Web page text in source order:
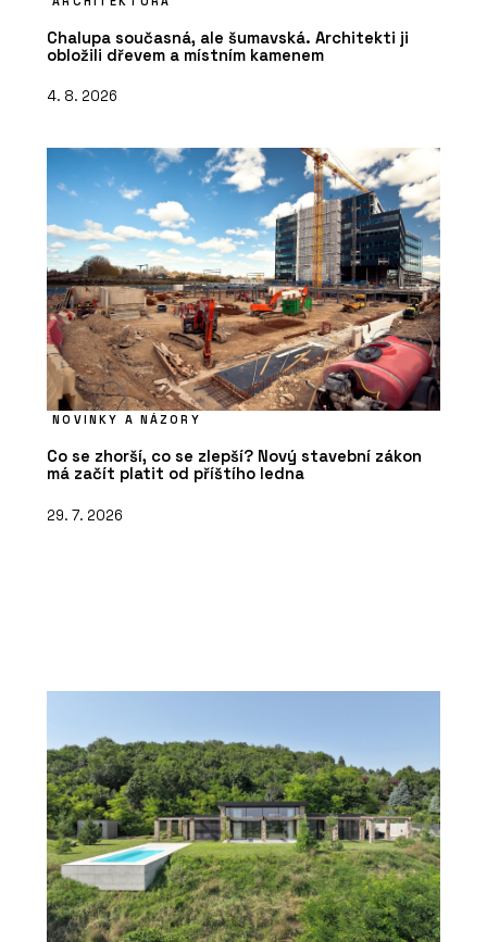
Chalupa současná, ale šumavská. Architekti ji
obložili dřevem a místním kamenem
4. 8. 2026
NOVINKY A NÁZORY
Co se zhorší, co se zlepší? Nový stavební zákon
má začít platit od příštího ledna
29. 7. 2026